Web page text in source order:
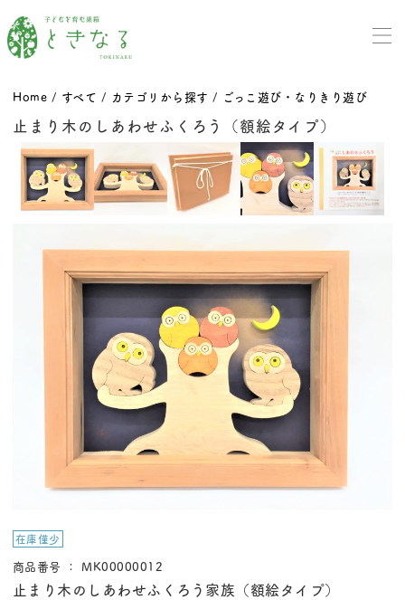
Home / すべて / カテゴリから探す / ごっこ遊び・なりきり遊び
止まり木のしあわせふくろう（額絵タイプ）
在庫僅少
商品番号 ： MK00000012
止まり木のしあわせふくろう家族（額絵タイプ）